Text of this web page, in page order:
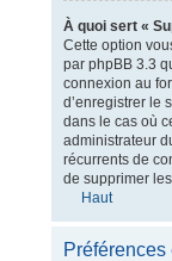
À quoi sert «
Cette option
par phpBB 3.3
connexion au
d’enregistrer le
dans le cas où
administrateur
récurrents de
de supprimer
Haut